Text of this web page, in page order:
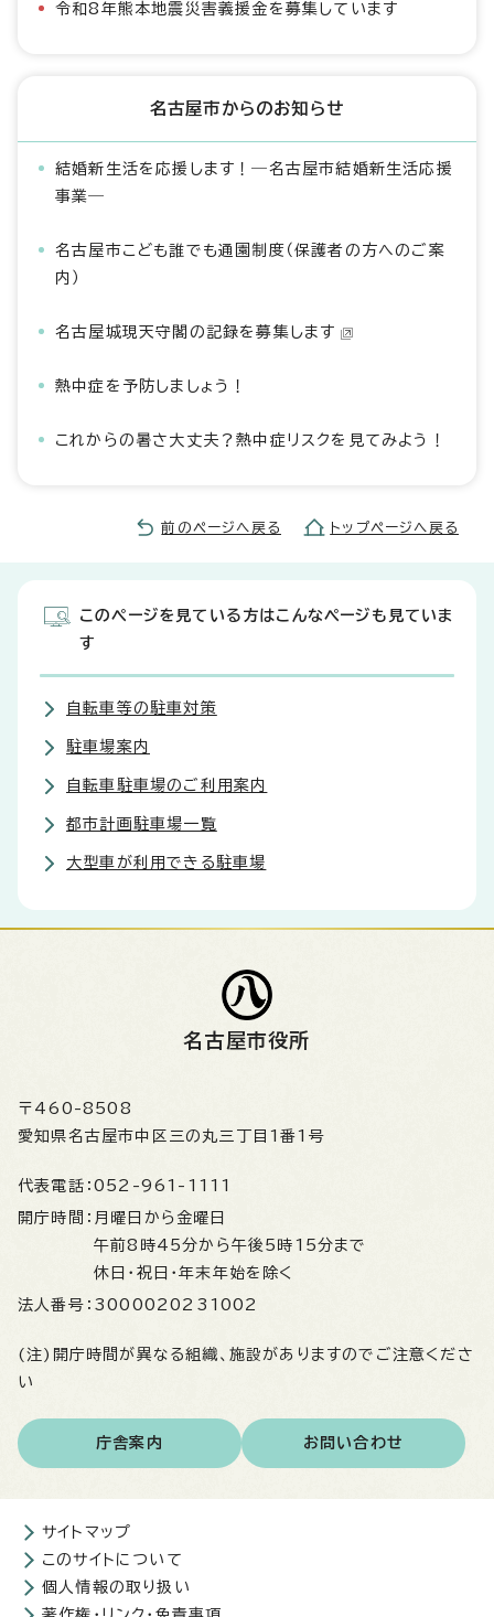
令和8年熊本地震災害義援金を募集しています
名古屋市からのお知らせ
結婚新生活を応援します！―名古屋市結婚新生活応援
事業―
名古屋市こども誰でも通園制度（保護者の方へのご案
内）
名古屋城現天守閣の記録を募集します
熱中症を予防しましょう！
これからの暑さ大丈夫？熱中症リスクを見てみよう！
前のページへ戻る トップページへ戻る
このページを見ている方はこんなページも見ていま
す
自転車等の駐車対策
駐車場案内
自転車駐車場のご利用案内
都市計画駐車場一覧
大型車が利用できる駐車場
名古屋市役所
〒460-8508
愛知県名古屋市中区三の丸三丁目1番1号
代表電話： 052-961-1111
開庁時間： 月曜日から金曜日
午前8時45分から午後5時15分まで
休日・祝日・年末年始を除く
法人番号： 3000020231002
(注)開庁時間が異なる組織、施設がありますのでご注意くださ
い
庁舎案内 お問い合わせ
サイトマップ
このサイトについて
個人情報の取り扱い